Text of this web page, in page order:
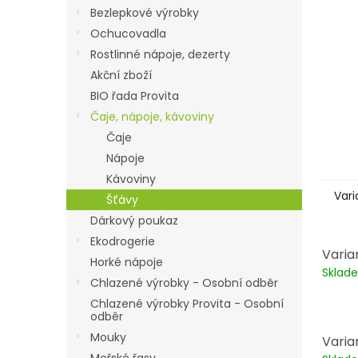
Bezlepkové výrobky
Ochucovadla
Rostlinné nápoje, dezerty
Akční zboží
BIO řada Provita
Čaje, nápoje, kávoviny
Čaje
Nápoje
Kávoviny
Šťávy
Dárkový poukaz
Ekodrogerie
Horké nápoje
Chlazené výrobky - Osobní odběr
Chlazené výrobky Provita - Osobní
odběr
Mouky